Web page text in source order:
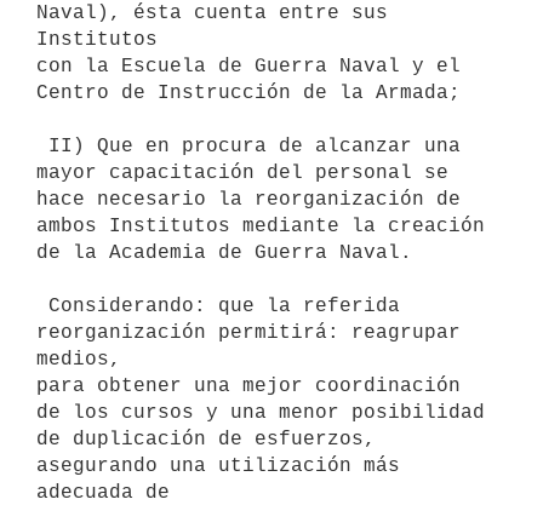
Naval), ésta cuenta entre sus
Institutos
con la Escuela de Guerra Naval y el
Centro de Instrucción de la Armada;
mayor capacitación del personal se
hace necesario la reorganización de
ambos Institutos mediante la creación
de la Academia de Guerra Naval.
reorganización permitirá: reagrupar
medios,
para obtener una mejor coordinación
de los cursos y una menor posibilidad
de duplicación de esfuerzos,
asegurando una utilización más
adecuada de